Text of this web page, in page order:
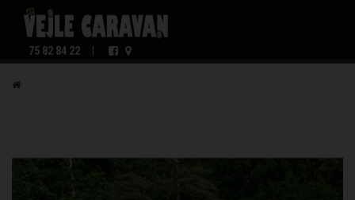
75 82 84 22